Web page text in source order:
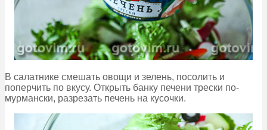
В салатнике смешать овощи и зелень, посолить и
поперчить по вкусу. Открыть банку печени трески по-
мурмански, разрезать печень на кусочки.